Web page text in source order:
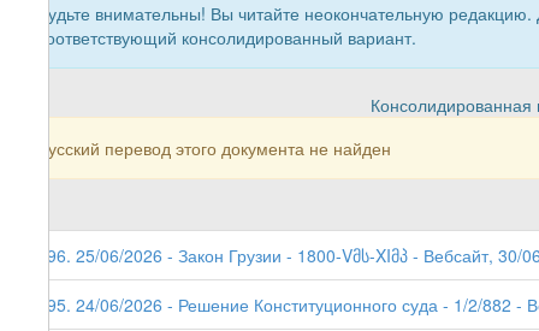
Будьте внимательны! Вы читайте неокончательную
соответствующий консолидированный вариант.
Русский перевод этого документа не найден
296. 25/06/2026 - Закон Грузии - 1800-Vმს-XIმპ - Вебсайт, 30/
295. 24/06/2026 - Решение Конституционного суда - 1/2/882 -